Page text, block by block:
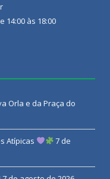
14:00 às 18:00
Orla e da Praça do
Atípicas
7 de